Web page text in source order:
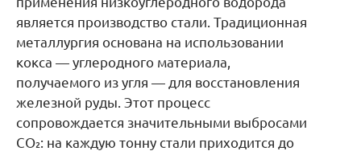
является производство стали. Традиционная
металлургия основана на использовании
кокса — углеродного материала,
получаемого из угля — для восстановления
железной руды. Этот процесс
сопровождается значительными выбросами
CO₂: на каждую тонну стали приходится до